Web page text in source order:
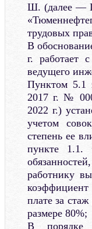
Ш. (далее —
трудовых
В
г.
ведущего
Пунктом 5.1
2017 г. №
2022 г.)
учетом
степень ее
пункте 1.1.
работнику
коэффициент
плате за
размере 80%;
В порядке